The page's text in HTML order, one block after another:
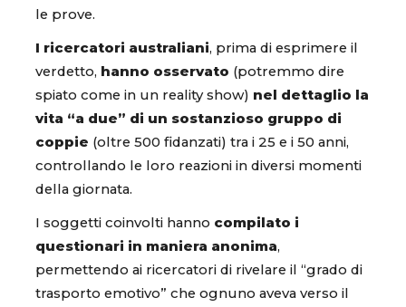
le prove.
I ricercatori australiani, prima di esprimere il
verdetto, hanno osservato (potremmo dire
spiato come in un reality show) nel dettaglio la
vita “a due” di un sostanzioso gruppo di
coppie (oltre 500 fidanzati) tra i 25 e i 50 anni,
controllando le loro reazioni in diversi momenti
della giornata.
I soggetti coinvolti hanno compilato i
questionari in maniera anonima,
permettendo ai ricercatori di rivelare il “grado di
trasporto emotivo” che ognuno aveva verso il